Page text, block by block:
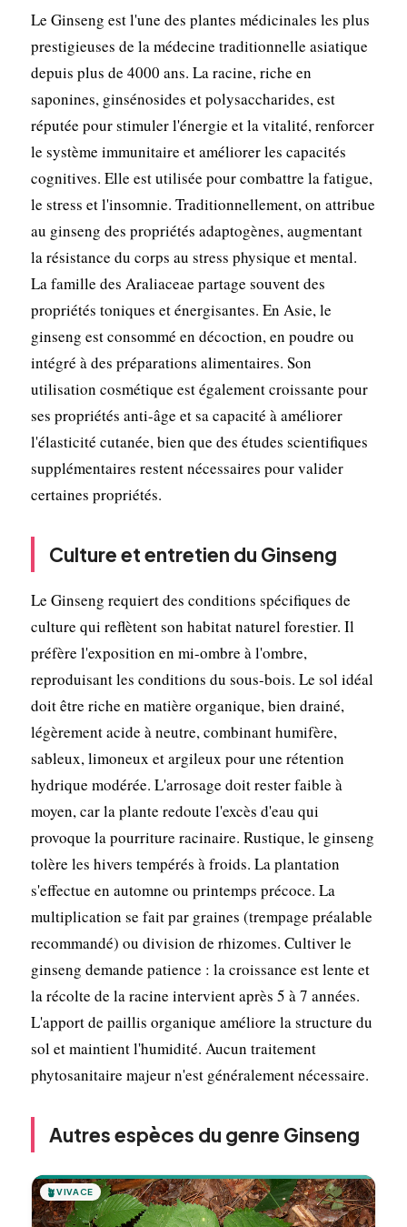
Le Ginseng est l'une des plantes médicinales les plus
prestigieuses de la médecine traditionnelle asiatique
depuis plus de 4000 ans. La racine, riche en
saponines, ginsénosides et polysaccharides, est
réputée pour stimuler l'énergie et la vitalité, renforcer
le système immunitaire et améliorer les capacités
cognitives. Elle est utilisée pour combattre la fatigue,
le stress et l'insomnie. Traditionnellement, on attribue
au ginseng des propriétés adaptogènes, augmentant
la résistance du corps au stress physique et mental.
La famille des Araliaceae partage souvent des
propriétés toniques et énergisantes. En Asie, le
ginseng est consommé en décoction, en poudre ou
intégré à des préparations alimentaires. Son
utilisation cosmétique est également croissante pour
ses propriétés anti-âge et sa capacité à améliorer
l'élasticité cutanée, bien que des études scientifiques
supplémentaires restent nécessaires pour valider
certaines propriétés.
Culture et entretien du Ginseng
Le Ginseng requiert des conditions spécifiques de
culture qui reflètent son habitat naturel forestier. Il
préfère l'exposition en mi-ombre à l'ombre,
reproduisant les conditions du sous-bois. Le sol idéal
doit être riche en matière organique, bien drainé,
légèrement acide à neutre, combinant humifère,
sableux, limoneux et argileux pour une rétention
hydrique modérée. L'arrosage doit rester faible à
moyen, car la plante redoute l'excès d'eau qui
provoque la pourriture racinaire. Rustique, le ginseng
tolère les hivers tempérés à froids. La plantation
s'effectue en automne ou printemps précoce. La
multiplication se fait par graines (trempage préalable
recommandé) ou division de rhizomes. Cultiver le
ginseng demande patience : la croissance est lente et
la récolte de la racine intervient après 5 à 7 années.
L'apport de paillis organique améliore la structure du
sol et maintient l'humidité. Aucun traitement
phytosanitaire majeur n'est généralement nécessaire.
Autres espèces du genre Ginseng
🪴VIVACE